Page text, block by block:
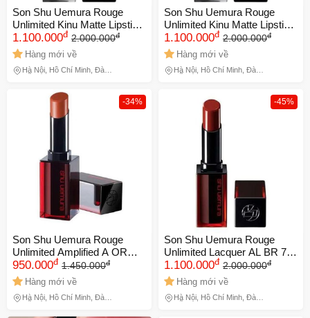
Son Shu Uemura Rouge
Unlimited Kinu Matte Lipstick
KM BR 764 - Son Môi Hồng
Đỏ Chính Hãng, Chất Matte
Mịn Màng, Dưỡng Ẩm Môi
729594
1.100.000đ 2.000.000đ
Hàng mới về
Hà Nội, Hồ Chí Minh, Đà
Son Shu Uemura Rouge
Unlimited Kinu Matte Lipstick
KM BR 764 - Son Môi Hồng
Đỏ Cao Cấp, Chất Matte Mịn
Màng, Dưỡng Ẩm, Thời
Trang
1.100.000đ 2.000.000đ
Hàng mới về
Hà Nội, Hồ Chí Minh, Đà
-34%
Son Shu Uemura Rouge
Unlimited Amplified A OR
598 - Son Môi Cam Cháy
Thời Thượng, Dưỡng Ẩm
Cao, Bền Màu 8 Giờ 729596
950.000đ 1.450.000đ
Hàng mới về
Hà Nội, Hồ Chí Minh, Đà
-45%
Son Shu Uemura Rouge
Unlimited Lacquer AL BR 787
- Son Môi Cao Cấp Màu Đỏ
Nâu Chính Hãng, Dưỡng
Ẩm, Bền Màu, Xuất Xứ Nhật
Bản 729599
1.100.000đ 2.000.000đ
Hàng mới về
Hà Nội, Hồ Chí Minh, Đà